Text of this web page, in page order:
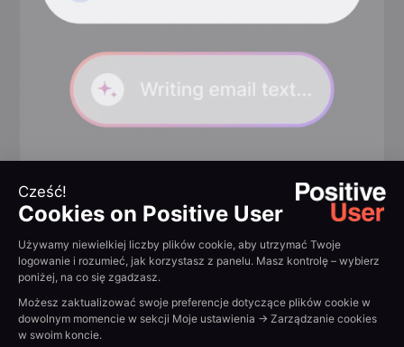
Inteligentne
targetowanie
wielokanałowe